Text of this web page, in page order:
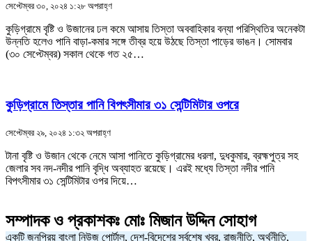
সেপ্টেম্বর ৩০, ২০২৪ ১:২৮ অপরাহ্ণ
কুড়িগ্রামে বৃষ্টি ও উজানের ঢল কমে আসায় তিস্তা অববাহিকার বন্যা পরিস্থিতির অনেকটা
উন্নতি হলেও পানি বাড়া-কমার সঙ্গে তীব্র হয়ে উঠছে তিস্তা পাড়ের ভাঙন। সোমবার
(৩০ সেপ্টেম্বর) সকাল থেকে গত ২৫…
কুড়িগ্রামে তিস্তার পানি বিপৎসীমার ৩১ সেন্টিমিটার ওপরে
সেপ্টেম্বর ২৯, ২০২৪ ১:৩২ অপরাহ্ণ
টানা বৃষ্টি ও উজান থেকে নেমে আসা পানিতে কুড়িগ্রামের ধরলা, দুধকুমার, ব্রহ্মপুত্র সহ
জেলার সব নদ-নদীর পানি বৃদ্ধি অব্যাহত রয়েছে। এরই মধ্যে তিস্তা নদীর পানি
বিপৎসীমার ৩১ সেন্টিমিটার ওপর দিয়ে…
সম্পাদক ও প্রকাশকঃ মোঃ মিজান উদ্দিন সোহাগ
একটি জনপ্রিয় বাংলা নিউজ পোর্টাল, দেশ-বিদেশের সর্বশেষ খবর, রাজনীতি, অর্থনীতি,